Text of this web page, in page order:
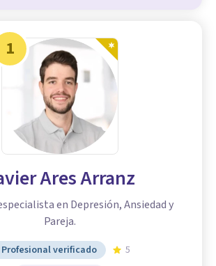
1
Ares Arranz
en Depresión, Ansiedad y
Pareja.
Profesional verificado
5